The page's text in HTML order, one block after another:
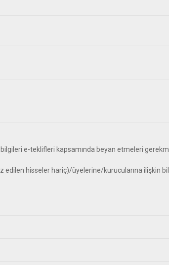
e-teklifleri kapsamında beyan etmeleri
hisseler hariç)/üyelerine/kurucularına ilişkin